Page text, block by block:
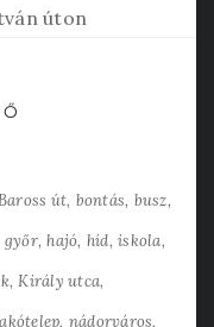
úton
út bontás busz
győr hajó híd iskola
Király utca
nádorváros